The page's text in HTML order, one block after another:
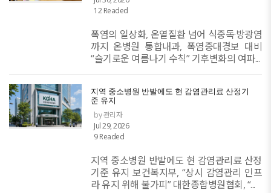
12 Readed
폭염의 일상화, 온열질환 넘어 식중독·방광염
까지 온병원 통합내과, 폭염중대경보 대비
“슬기로운 여름나기 수칙” 기후변화의 여파...
지역 중소병원 반발에도 현 감염관리료 산정기
준 유지
by 관리자
Jul 29, 2026
9 Readed
지역 중소병원 반발에도 현 감염관리료 산정
기준 유지 보건복지부, “상시 감염관리 인프
라 유지 위해 불가피” 대한종합병원협회, “...